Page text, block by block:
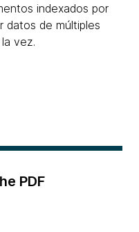
indexados por
datos de múltiples
vez.
PDF